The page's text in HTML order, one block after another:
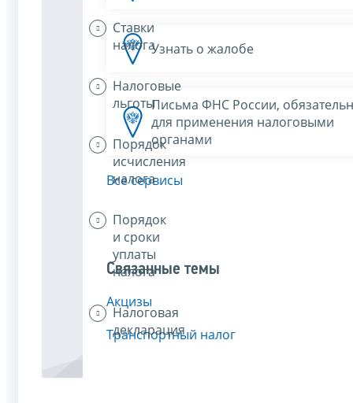
Ставки
налога
Налоговые
льготы
Порядок
исчисления
налога
Порядок
и сроки
уплаты
налога
Налоговая
декларация
Узнать о жалобе
Письма ФНС России,
для применения налоговыми
органами
Все сервисы
Связанные темы
Акцизы
Транспортный налог